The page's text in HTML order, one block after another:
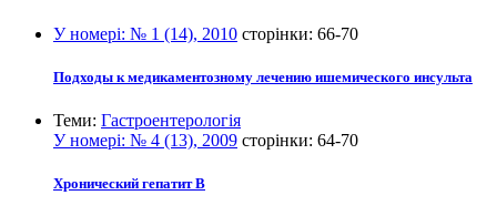
У номері: № 1 (14), 2010 сторінки: 66-70
Подходы к медикаментозному лечению ишемического инсульта
Теми: Гастроентерологія
У номері: № 4 (13), 2009 сторінки: 64-70
Хронический гепатит B